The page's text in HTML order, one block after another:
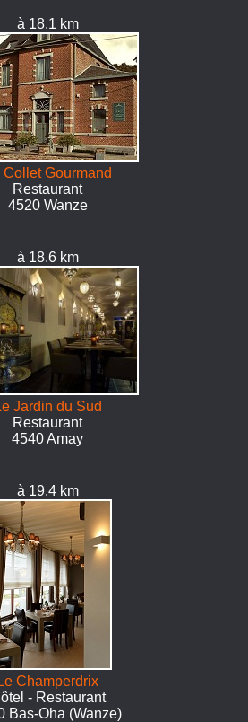
à 18.1 km
Collet Gourmand
Restaurant
4520 Wanze
à 18.6 km
Jardin du Sud
Restaurant
4540 Amay
à 19.4 km
Le Champerdrix
- Restaurant
Bas-Oha (Wanze)